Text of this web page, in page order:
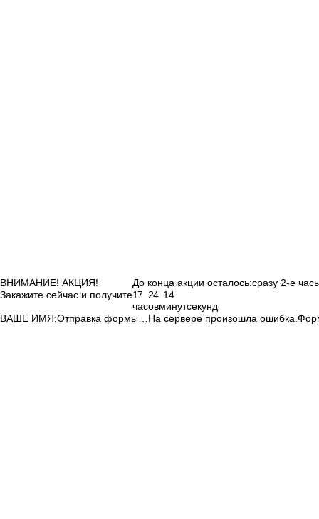
ВНИМАНИЕ! АКЦИЯ!
Закажите сейчас и получите
До конца акции осталось:
17 24 13
часовминутсекунд
сразу 2-е
ВАШЕ ИМЯ:Отправка формы… На сервере произошла ошибка.